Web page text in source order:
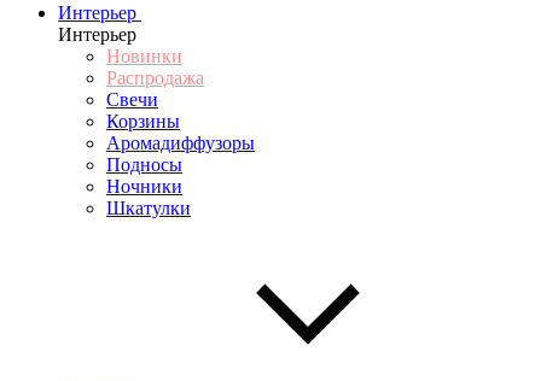
Интерьер
Интерьер
Новинки
Распродажа
Свечи
Корзины
Аромадиффузоры
Подносы
Ночники
Шкатулки